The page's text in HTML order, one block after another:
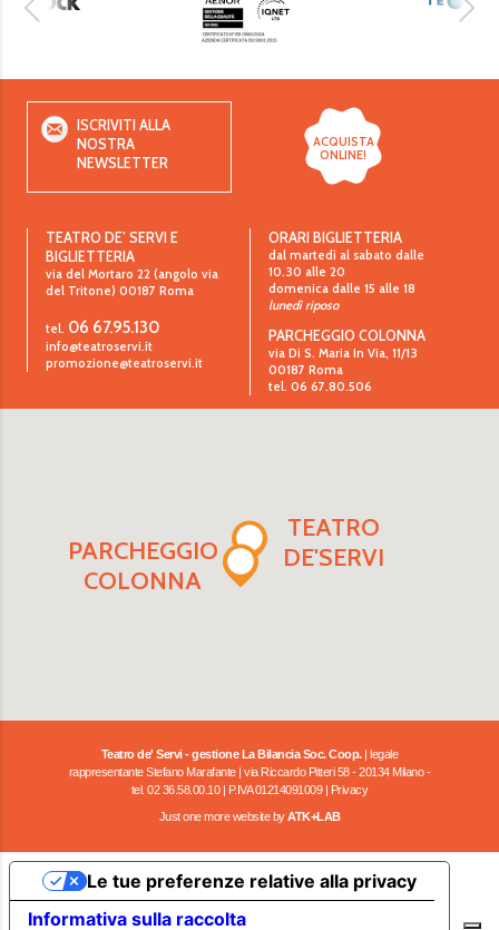
ISCRIVITI ALLA
NOSTRA
NEWSLETTER
ACQUISTA
ONLINE!
TEATRO DE’ SERVI E
BIGLIETTERIA
via del Mortaro 22 (angolo via
del Tritone) 00187 Roma
tel. 06 67.95.130
info@teatroservi.it
promozione@teatroservi.it
ORARI BIGLIETTERIA
dal martedì al sabato dalle
10.30 alle 20
domenica dalle 15 alle 18
lunedì riposo
PARCHEGGIO COLONNA
via Di S. Maria In Via, 11/13
00187 Roma
tel. 06 67.80.506
TEATRO
DE'SERVI
PARCHEGGIO
COLONNA
Teatro de' Servi - gestione La Bilancia Soc. Coop.| legale
rappresentante Stefano Marafante | via Riccardo Pitteri 58 - 20134 Milano -
tel. 02 36.58.00.10 | P.IVA 01214091009 |
Privacy
Just one more website byATK+LAB
Informativa sulla raccolta
Le tue preferenze relative alla privacy